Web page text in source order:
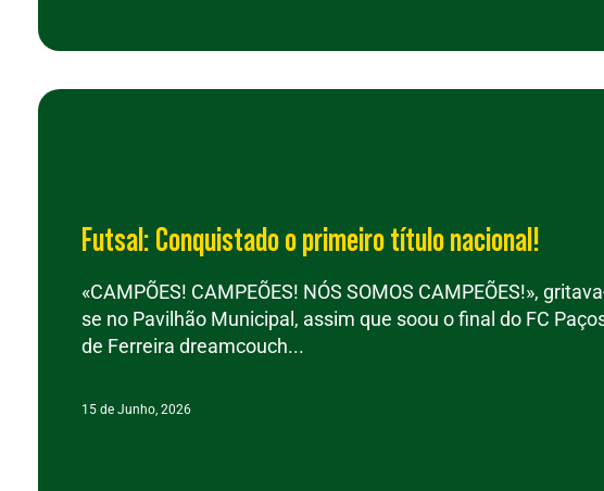
Futsal: Conquistado o primeiro título nacional!
«CAMPÕES! CAMPEÕES! NÓS SOMOS CAMPEÕES!»,
se no Pavilhão Municipal, assim que soou o final do FC
de Ferreira dreamcouch...
15 de Junho, 2026